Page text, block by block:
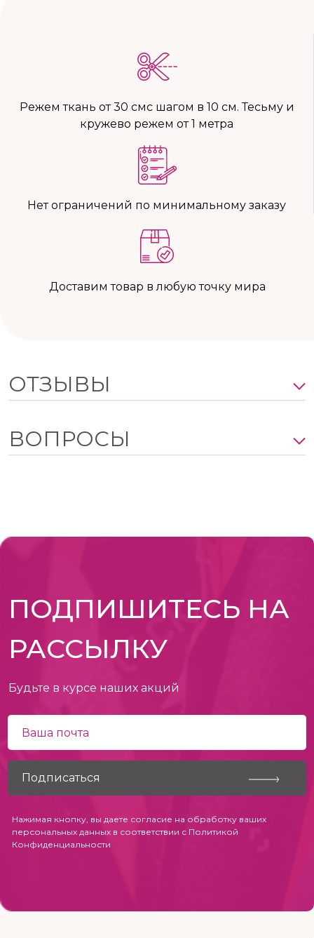
Режем ткань от 30 смс шагом в 10 см. Тесьму и
кружево режем от 1 метра
Нет ограничений по минимальному заказу
Доставим товар в любую точку мира
ОТЗЫВЫ
ВОПРОСЫ
ПОДПИШИТЕСЬ НА
РАССЫЛКУ
Будьте в курсе наших акций
Нажимая кнопку, вы даете согласие на обработку ваших
персональных данных в соответствии с Политикой
Конфиденциальности